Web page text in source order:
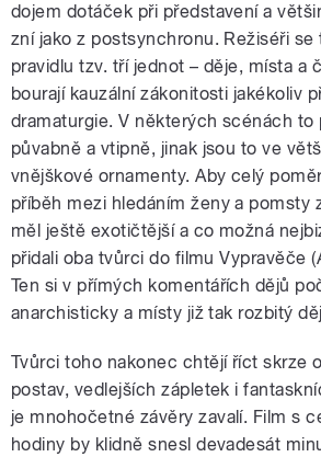
dojem dotáček při představení a
zní jako z postsynchronu. Režiséři
pravidlu tzv. tří jednot – děje, místa a
bourají kauzální zákonitosti jakékoliv
dramaturgie. V některých scénách to
půvabně a vtipně, jinak jsou to ve
vnějškové ornamenty. Aby celý
příběh mezi hledáním ženy a pomsty
měl ještě exotičtější a co možná
přidali oba tvůrci do filmu Vypravěče
Ten si v přímých komentářích dějů
anarchisticky a místy již tak rozbitý
Tvůrci toho nakonec chtějí říct skrze
postav, vedlejších zápletek i
je mnohočetné závěry zavalí. Film s
hodiny by klidně snesl devadesát